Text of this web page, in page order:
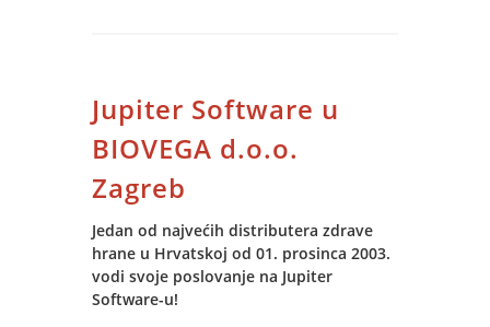
obučenost očekuje se od listopada
2004. godine.
Jupiter Software u
BIOVEGA d.o.o.
Zagreb
Jedan od najvećih distributera zdrave
hrane u Hrvatskoj od 01. prosinca 2003.
vodi svoje poslovanje na Jupiter
Software-u!